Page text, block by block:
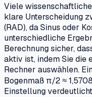
Viele
klare Unterscheidung
(RAD), da Sinus oder
unterschiedliche
Berechnung sicher,
aktiv ist, indem Sie die
Rechner auswählen.
Bogenmaß π/2 ≈
Einstellung